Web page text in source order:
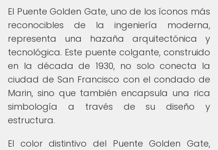
El Puente Golden Gate, uno de los íconos más
reconocibles de la ingeniería moderna,
representa una hazaña arquitectónica y
tecnológica. Este puente colgante, construido
en la década de 1930, no solo conecta la
ciudad de San Francisco con el condado de
Marin, sino que también encapsula una rica
simbología a través de su diseño y
estructura.
El color distintivo del Puente Golden Gate,